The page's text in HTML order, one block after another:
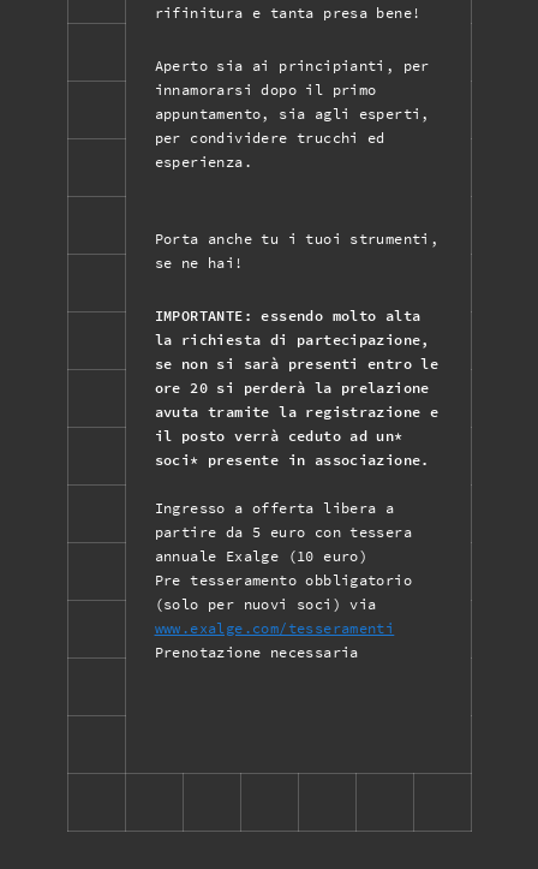
rifinitura e tanta presa bene!
Aperto sia ai principianti, per
innamorarsi dopo il primo
appuntamento, sia agli esperti,
per condividere trucchi ed
esperienza.
Porta anche tu i tuoi strumenti,
se ne hai!
IMPORTANTE: essendo molto alta
la richiesta di partecipazione,
se non si sarà presenti entro le
ore 20 si perderà la prelazione
avuta tramite la registrazione e
il posto verrà ceduto ad un*
soci* presente in associazione.
Ingresso a offerta libera a
partire da 5 euro con tessera
annuale Exalge (10 euro)
Pre tesseramento obbligatorio
(solo per nuovi soci) via
www.exalge.com/tesseramenti
Prenotazione necessaria